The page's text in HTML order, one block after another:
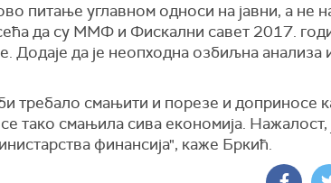
питање углавном односи на јавни, а не
да су ММФ и Фискални савет 2017.
Додаје да је неопходна озбиљна анализа
требало смањити и порезе и доприносе
се тако смањила сива економија.
финансија", каже Бркић.